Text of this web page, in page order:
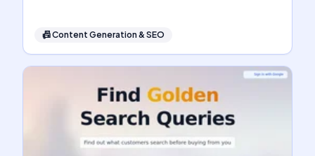
📠Content Generation & SEO